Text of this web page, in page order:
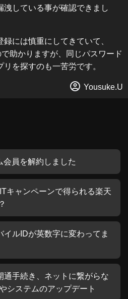
洩している事が確認できまし
には慎重にしてきていて、
助かりますが、同じパスワード
を探すのも一苦労です。
Yousuke.U
会員を解約しました
キャンペーンで得られる楽天
イルIDが英数字に変わってま
通手続き、ネットに繋がらな
システムのアップデート